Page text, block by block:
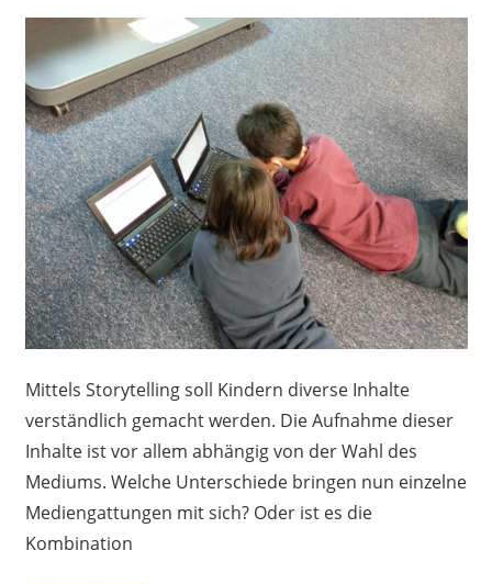
Mittels Storytelling soll Kindern diverse Inhalte
verständlich gemacht werden. Die Aufnahme dieser
Inhalte ist vor allem abhängig von der Wahl des
Mediums. Welche Unterschiede bringen nun einzelne
Mediengattungen mit sich? Oder ist es die
Kombination